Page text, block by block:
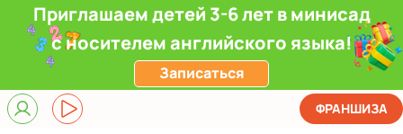
Приглашаем детей 3-6 лет в минисад
с носителем английского языка!
Записаться
ФРАНШИЗА